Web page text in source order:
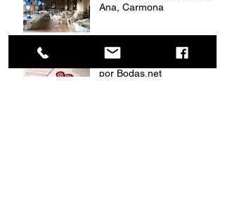
Ana, Carmona
Catering Recomendado
por Bodas.net